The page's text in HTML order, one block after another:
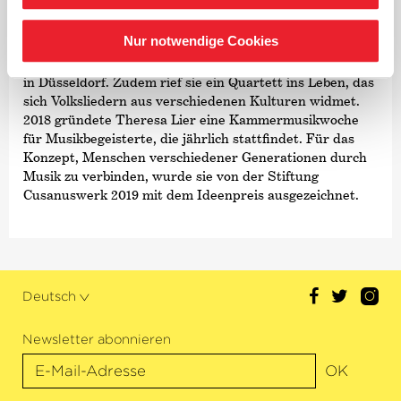
Nur notwendige Cookies
wie dem Ensemble Resonanz Hamburg und dem WDR
Sinfonieorchester Köln sowie solistischen Engagements
als Geigerin konzertiert Theresa Pinn-Lier als Pianistin
und studiert seit 2020 Klavier an der Musikhochschule
in Düsseldorf. Zudem rief sie ein Quartett ins Leben, das
sich Volksliedern aus verschiedenen Kulturen widmet.
2018 gründete Theresa Lier eine Kammermusikwoche
für Musikbegeisterte, die jährlich stattfindet. Für das
Konzept, Menschen verschiedener Generationen durch
Musik zu verbinden, wurde sie von der Stiftung
Cusanuswerk 2019 mit dem Ideenpreis ausgezeichnet.
Deutsch
Newsletter abonnieren
OK